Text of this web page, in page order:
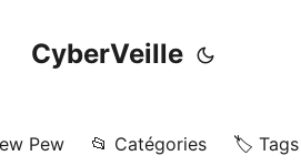
CyberVeille
Pew 📂 Catégories 🏷️ Tags